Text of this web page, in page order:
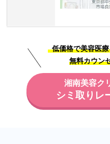
低価格で美容医
無料カウン
湘南美容ク
シミ取りレ